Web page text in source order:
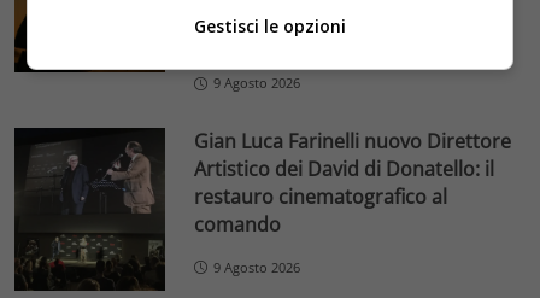
spettacolo dal 2 agosto
9 Agosto 2026
Gian Luca Farinelli nuovo Direttore
Artistico dei David di Donatello: il
restauro cinematografico al
comando
9 Agosto 2026
Gestisci le opzioni